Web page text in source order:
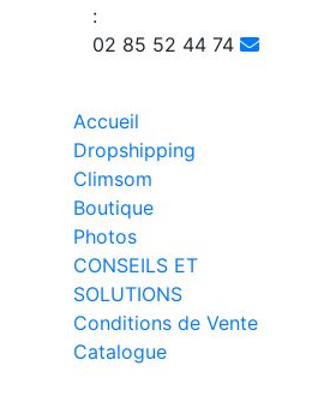
:
02 85 52 44 74
Accueil
Dropshipping
Climsom
Boutique
Photos
CONSEILS ET
SOLUTIONS
Conditions de Vente
Catalogue